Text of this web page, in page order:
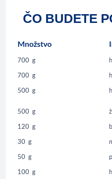
ČO BUDETE
Množstvo
700 g
700 g
500 g
500 g
120 g
30 g
50 g
100 g